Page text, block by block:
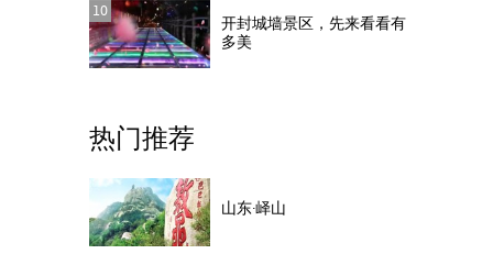
10
开封城墙景区，先来看看有
多美
热门推荐
山东·峄山